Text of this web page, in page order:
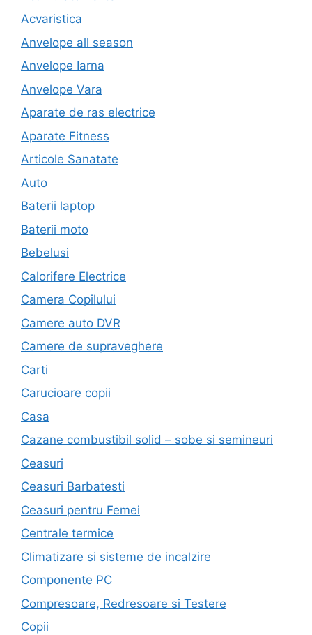
Acvaristica
Anvelope all season
Anvelope Iarna
Anvelope Vara
Aparate de ras electrice
Aparate Fitness
Articole Sanatate
Auto
Baterii laptop
Baterii moto
Bebelusi
Calorifere Electrice
Camera Copilului
Camere auto DVR
Camere de supraveghere
Carti
Carucioare copii
Casa
Cazane combustibil solid – sobe si semineuri
Ceasuri
Ceasuri Barbatesti
Ceasuri pentru Femei
Centrale termice
Climatizare si sisteme de incalzire
Componente PC
Compresoare, Redresoare si Testere
Copii